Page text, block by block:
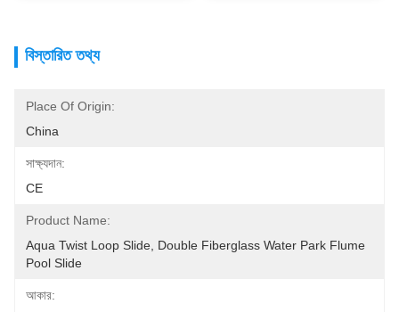
বিস্তারিত তথ্য
Place Of Origin:
China
সাক্ষ্যদান:
CE
Product Name:
Aqua Twist Loop Slide, Double Fiberglass Water Park Flume
Pool Slide
আকার: